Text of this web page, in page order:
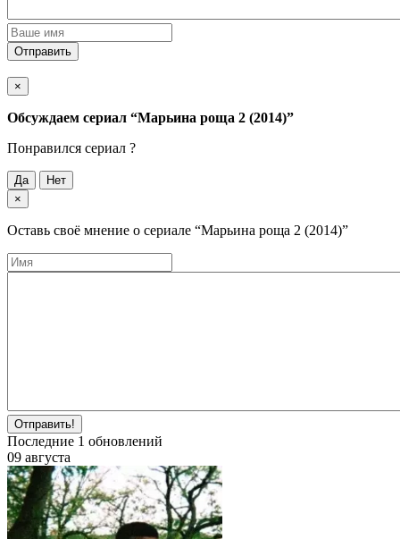
Отправить
×
Обсуждаем cериал “Марьина роща 2 (2014)”
Понравился cериал ?
Да
Нет
×
Оставь своё мнение о cериале “Марьина роща 2 (2014)”
Отправить!
Последние 1 обновлений
09 августа